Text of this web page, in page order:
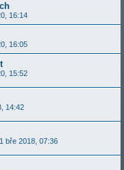
16:14
16:05
15:52
14:42
bře 2018, 07:36